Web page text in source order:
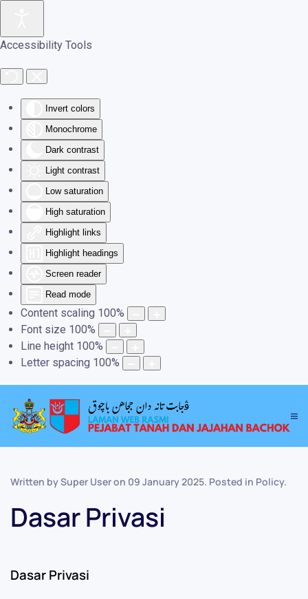
Accessibility Tools
Invert colors
Monochrome
Dark contrast
Light contrast
Low saturation
High saturation
Highlight links
Highlight headings
Screen reader
Read mode
Content scaling 100%
Font size 100%
Line height 100%
Letter spacing 100%
Skip to main content
Written by Super User on 09 January 2025. Posted in Policy.
Dasar Privasi
Dasar Privasi